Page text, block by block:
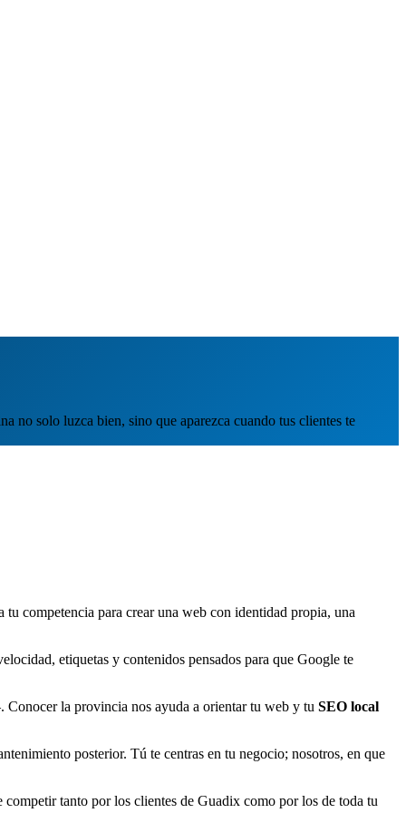
no solo luzca bien, sino que aparezca cuando tus clientes te
competencia para crear una web con identidad propia, una
etiquetas y contenidos pensados para que Google te
la provincia nos ayuda a orientar tu web y tu SEO local
posterior. Tú te centras en tu negocio; nosotros, en que
tanto por los clientes de Guadix como por los de toda tu